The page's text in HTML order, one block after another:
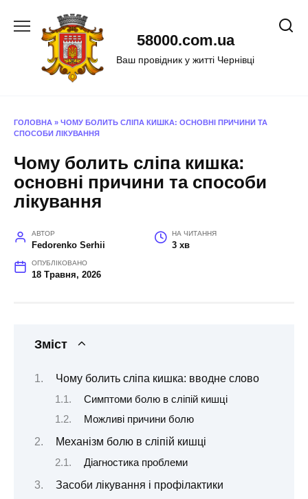
58000.com.ua
Ваш провідник у житті Чернівці
ГОЛОВНА » ЧОМУ БОЛИТЬ СЛІПА КИШКА: ОСНОВНІ ПРИЧИНИ ТА
СПОСОБИ ЛІКУВАННЯ
Чому болить сліпа кишка:
основні причини та способи
лікування
АВТОР
Fedorenko Serhii
НА ЧИТАННЯ
3 хв
ОПУБЛІКОВАНО
18 Травня, 2026
Зміст
Чому болить сліпа кишка: вводне слово
Симптоми болю в сліпій кишці
Можливі причини болю
Механізм болю в сліпій кишці
Діагностика проблеми
Засоби лікування і профілактики